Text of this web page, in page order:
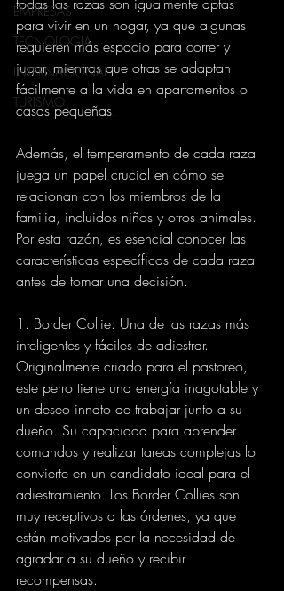
EMPRESAS
TECNOLOGIA
INTERNACIONAL
TURISMO
para vivir en un hogar, ya que algunas
requieren más espacio para correr y
jugar, mientras que otras se adaptan
fácilmente a la vida en apartamentos o
casas pequeñas.
Además, el temperamento de cada raza
juega un papel crucial en cómo se
relacionan con los miembros de la
familia, incluidos niños y otros animales.
Por esta razón, es esencial conocer las
características específicas de cada raza
antes de tomar una decisión.
1. Border Collie: Una de las razas más
inteligentes y fáciles de adiestrar.
Originalmente criado para el pastoreo,
este perro tiene una energía inagotable y
un deseo innato de trabajar junto a su
dueño. Su capacidad para aprender
comandos y realizar tareas complejas lo
convierte en un candidato ideal para el
adiestramiento. Los Border Collies son
muy receptivos a las órdenes, ya que
están motivados por la necesidad de
agradar a su dueño y recibir
recompensas.